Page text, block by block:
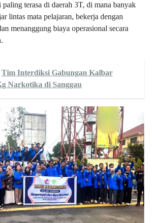
terasa di daerah 3T, di mana banyak
lintas mata pelajaran, bekerja dengan
menanggung biaya operasional secara
Tim Interdiksi Gabungan Kalbar
Narkotika di Sanggau